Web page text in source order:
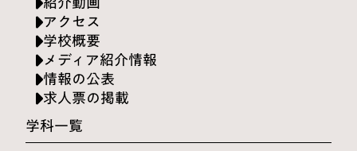
アクセス
学校概要
メディア紹介情報
情報の公表
求人票の掲載
学科一覧